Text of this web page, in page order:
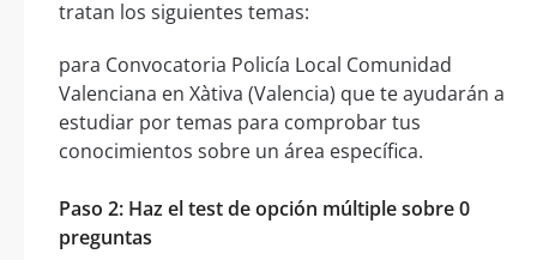
tratan los siguientes temas:
para Convocatoria Policía Local Comunidad
Valenciana en Xàtiva (Valencia) que te ayudarán a
estudiar por temas para comprobar tus
conocimientos sobre un área específica.
Paso 2: Haz el test de opción múltiple sobre 0
preguntas